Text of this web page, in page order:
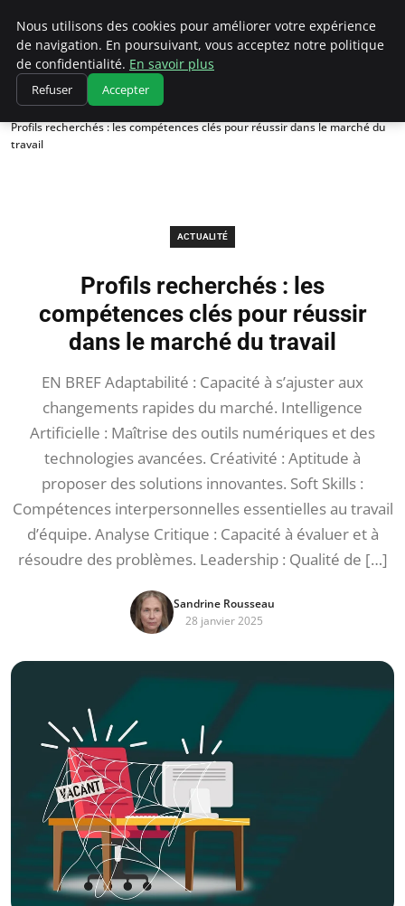
Chasseur De Tête
Accueil
Actualité
Profils recherchés : les compétences clés pour réussir dans le marché du
travail
ACTUALITÉ
Profils recherchés : les
compétences clés pour réussir
dans le marché du travail
EN BREF Adaptabilité : Capacité à s’ajuster aux
changements rapides du marché. Intelligence
Artificielle : Maîtrise des outils numériques et des
technologies avancées. Créativité : Aptitude à
proposer des solutions innovantes. Soft Skills :
Compétences interpersonnelles essentielles au travail
d’équipe. Analyse Critique : Capacité à évaluer et à
résoudre des problèmes. Leadership : Qualité de […]
Sandrine Rousseau
28 janvier 2025
Nous utilisons des cookies pour améliorer votre expérience
de navigation. En poursuivant, vous acceptez notre politique
de confidentialité. En savoir plus
Refuser Accepter